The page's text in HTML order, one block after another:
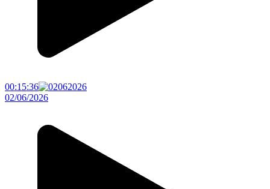
00:15:36
02/06/2026